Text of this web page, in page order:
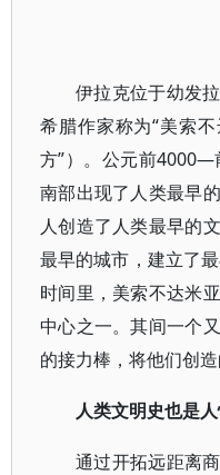
伊拉克位于幼发
希腊作家称为“美索
方”）。公元前4000—
南部出现了人类最早
人创造了人类最早的
最早的城市，建立了
时间里，美索不达米
中心之一。其间一个
的接力棒，将他们创造
人类文明史也是
通过开拓远距离